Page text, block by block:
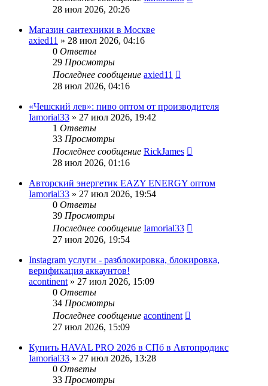
28 июл 2026, 20:26
Магазин сантехники в Москве
axied11 » 28 июл 2026, 04:16
0 Ответы
29 Просмотры
Последнее сообщение axied11
28 июл 2026, 04:16
«Чешский лев»: пиво оптом от производителя
Iamorial33 » 27 июл 2026, 19:42
1 Ответы
33 Просмотры
Последнее сообщение RickJames
28 июл 2026, 01:16
Авторский энергетик EAZY ENERGY оптом
Iamorial33 » 27 июл 2026, 19:54
0 Ответы
39 Просмотры
Последнее сообщение Iamorial33
27 июл 2026, 19:54
Instagram услуги - разблокировка, блокировка,
верификация аккаунтов!
acontinent » 27 июл 2026, 15:09
0 Ответы
34 Просмотры
Последнее сообщение acontinent
27 июл 2026, 15:09
Купить HAVAL PRO 2026 в СПб в Автопродикс
Iamorial33 » 27 июл 2026, 13:28
0 Ответы
33 Просмотры